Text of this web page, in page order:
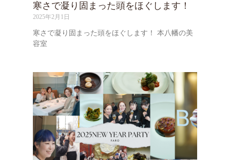
寒さで凝り固まった頭をほぐします！
2025年2月1日
寒さで凝り固まった頭をほぐします！ 本八幡の美
容室